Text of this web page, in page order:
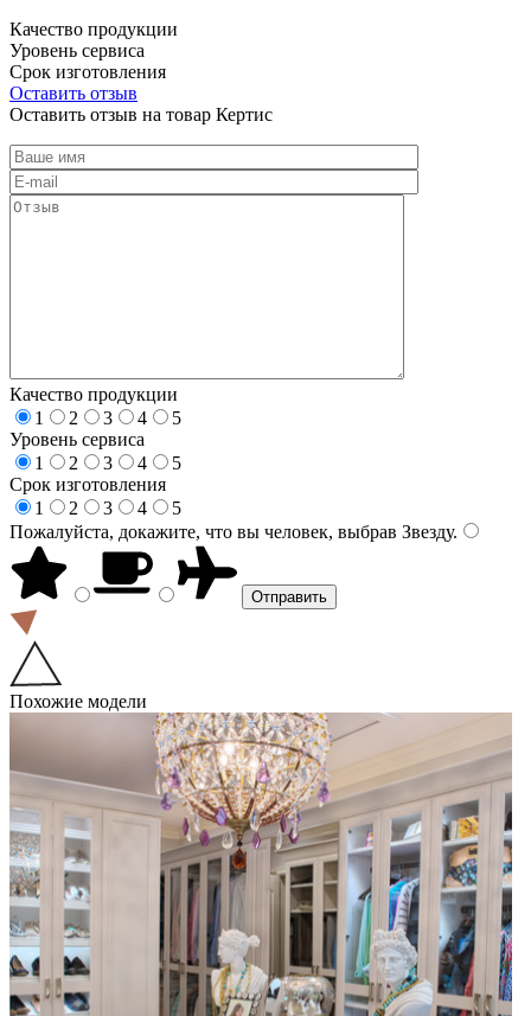
Качество продукции
Уровень сервиса
Срок изготовления
Оставить отзыв
Оставить отзыв на товар Кертис
Качество продукции
1
2 3 4
5
Уровень сервиса
1
2 3 4
5
Срок изготовления
1
2 3 4
5
Пожалуйста, докажите, что вы человек, выбрав Звезду.
Похожие модели